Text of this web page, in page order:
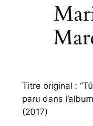
Titre original :
paru dans l’album
(2017)